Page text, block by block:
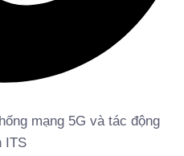
mạng 5G và tác động
ITS